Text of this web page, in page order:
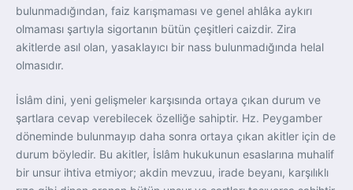
bulunmadığından, faiz karışmaması ve genel ahlâka aykırı
olmaması şartıyla sigortanın bütün çeşitleri caizdir. Zira
akitlerde asıl olan, yasaklayıcı bir nass bulunmadığında helal
olmasıdır.
İslâm dini, yeni gelişmeler karşısında ortaya çıkan durum ve
şartlara cevap verebilecek özelliğe sahiptir. Hz. Peygamber
döneminde bulunmayıp daha sonra ortaya çıkan akitler için de
durum böyledir. Bu akitler, İslâm hukukunun esaslarına muhalif
bir unsur ihtiva etmiyor; akdin mevzuu, irade beyanı, karşılıklı